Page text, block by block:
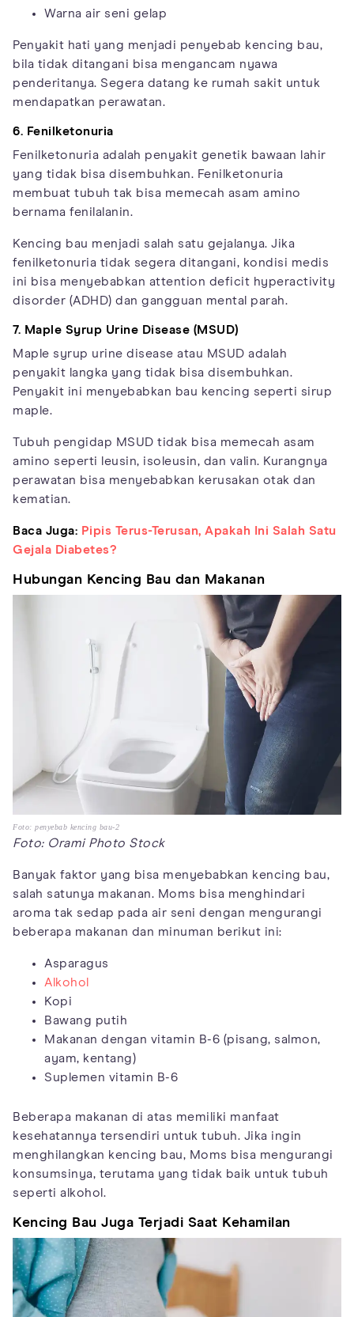
Warna air seni gelap
Penyakit hati yang menjadi penyebab kencing bau,
bila tidak ditangani bisa mengancam nyawa
penderitanya. Segera datang ke rumah sakit untuk
mendapatkan perawatan.
6. Fenilketonuria
Fenilketonuria adalah penyakit genetik bawaan lahir
yang tidak bisa disembuhkan. Fenilketonuria
membuat tubuh tak bisa memecah asam amino
bernama fenilalanin.
Kencing bau menjadi salah satu gejalanya. Jika
fenilketonuria tidak segera ditangani, kondisi medis
ini bisa menyebabkan attention deficit hyperactivity
disorder (ADHD) dan gangguan mental parah.
7. Maple Syrup Urine Disease (MSUD)
Maple syrup urine disease atau MSUD adalah
penyakit langka yang tidak bisa disembuhkan.
Penyakit ini menyebabkan bau kencing seperti sirup
maple.
Tubuh pengidap MSUD tidak bisa memecah asam
amino seperti leusin, isoleusin, dan valin. Kurangnya
perawatan bisa menyebabkan kerusakan otak dan
kematian.
Baca Juga: Pipis Terus-Terusan, Apakah Ini Salah Satu
Gejala Diabetes?
Hubungan Kencing Bau dan Makanan
Foto: penyebab kencing bau-2
Foto: Orami Photo Stock
Banyak faktor yang bisa menyebabkan kencing bau,
salah satunya makanan. Moms bisa menghindari
aroma tak sedap pada air seni dengan mengurangi
beberapa makanan dan minuman berikut ini:
Asparagus
Alkohol
Kopi
Bawang putih
Makanan dengan vitamin B-6 (pisang, salmon,
ayam, kentang)
Suplemen vitamin B-6
Beberapa makanan di atas memiliki manfaat
kesehatannya tersendiri untuk tubuh. Jika ingin
menghilangkan kencing bau, Moms bisa mengurangi
konsumsinya, terutama yang tidak baik untuk tubuh
seperti alkohol.
Kencing Bau Juga Terjadi Saat Kehamilan